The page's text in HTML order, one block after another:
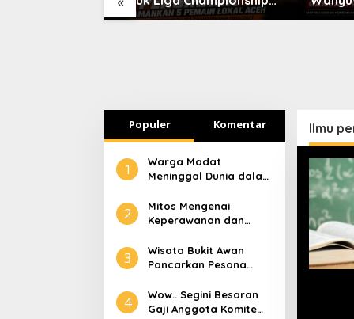
2026/2027, Lima Talenta
Populer Komentar
1
Warga Madat
Meninggal Dunia dalam
2
Mitos Mengenai
Keperawanan dan
3
Wisata Bukit Awan
Pancarkan Pesona
Tamiang
4
Wow.. Segini Besaran
Gaji Anggota Komite
Ilmu